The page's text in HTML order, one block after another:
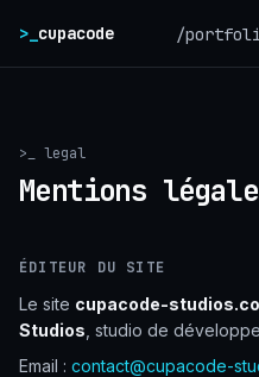
>_ cupacode /
>_ legal
Mentions
ÉDITEUR DU SITE
Le site cupacode-
Studios , studio de
Email : contact@cupacode-